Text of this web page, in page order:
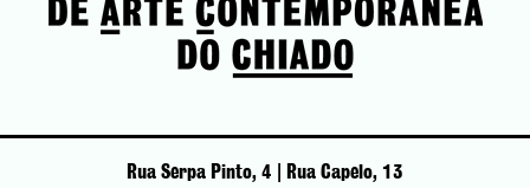
Rua Serpa Pinto, 4 | Rua Capelo, 13